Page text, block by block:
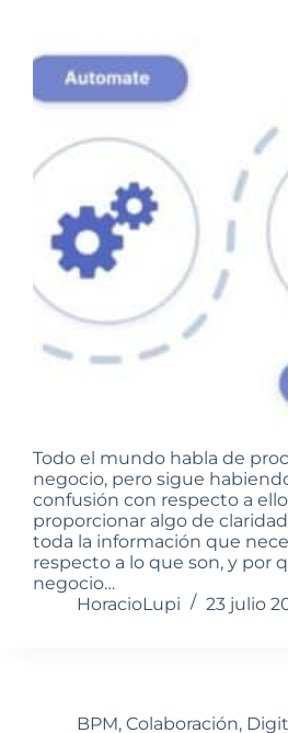
Todo el mundo habla de
negocio, pero sigue
confusión con respecto a
proporcionar algo de
toda la información que
respecto a lo que son, y por
negocio…
HoracioLupi
23 julio
BPM, Colaboración,